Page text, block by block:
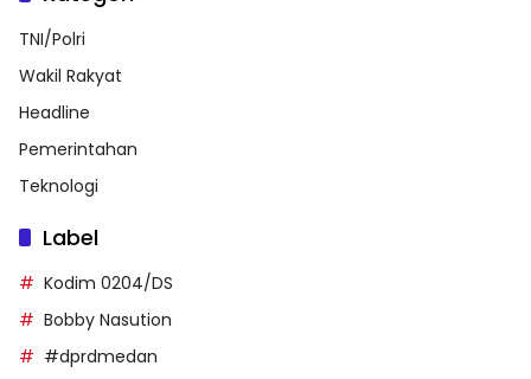
TNI/Polri
Wakil Rakyat
Headline
Pemerintahan
Teknologi
Label
Kodim 0204/DS
Bobby Nasution
#dprdmedan